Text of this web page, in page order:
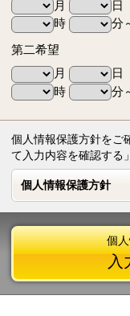
月
日
時
分
第二希望
月
日
時
分
個人情報保護方針をご
て入力内容を確認する
個人情報保護方針
個人情報保護方針
個
入